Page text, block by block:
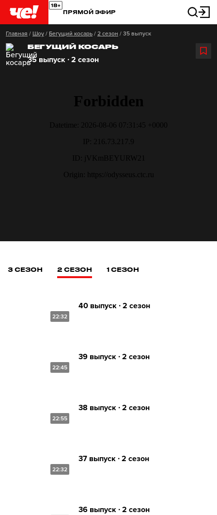
ПРЯМОЙ ЭФИР
Главная / Шоу / Бегущий косарь / 2 сезон / 35 выпуск
БЕГУЩИЙ КОСАРЬ
35 выпуск ∙ 2 сезон
3 СЕЗОН 2 СЕЗОН 1 СЕЗОН
22:32
40 выпуск ∙ 2 сезон
22:45
39 выпуск ∙ 2 сезон
22:55
38 выпуск ∙ 2 сезон
22:32
37 выпуск ∙ 2 сезон
36 выпуск ∙ 2 сезон